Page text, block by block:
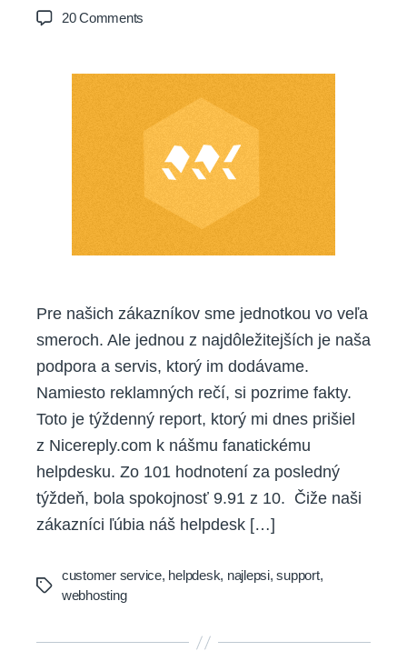
author
20 Comments
zákazníci
Pre našich zákazníkov sme jednotkou vo veľa
smeroch. Ale jednou z najdôležitejších je naša
podpora a servis, ktorý im dodávame.
Namiesto reklamných rečí, si pozrime fakty.
Toto je týždenný report, ktorý mi dnes prišiel
z Nicereply.com k nášmu fanatickému
helpdesku. Zo 101 hodnotení za posledný
týždeň, bola spokojnosť 9.91 z 10. Čiže naši
zákazníci ľúbia náš helpdesk […]
Tags
customer service, helpdesk, najlepsi,support,
webhosting